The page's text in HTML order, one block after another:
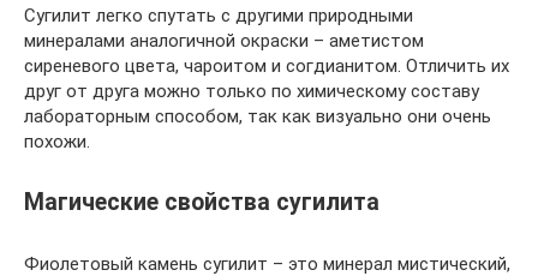
Сугилит легко спутать с другими природными
минералами аналогичной окраски – аметистом
сиреневого цвета, чароитом и согдианитом. Отличить их
друг от друга можно только по химическому составу
лабораторным способом, так как визуально они очень
похожи.
Магические свойства сугилита
Фиолетовый камень сугилит – это минерал мистический,